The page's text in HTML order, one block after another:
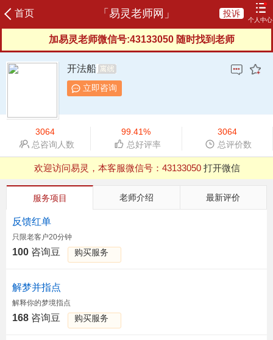
首页 「易灵老师网」
个人中心
投诉
登录
咨询记录 我的订单
我的评价
服务协议
申请成为老师
加易灵老师微信号:43133050 随时找到老师
加易灵老师微信号:43133050 随时找到老师
开法船
立即咨询
3064
总咨询人数
99.41%
总好评率
3064
总评价数
欢迎访问易灵，本客服微信号： 43133050 打开微信
QQ浏览器支付有异常，建议用微信、UC等其他浏览器
欢迎访问易灵，本客服微信号：
打开微信
QQ浏览器支付有异常，建议用微信、UC等其他浏览器
服务项目 老师介绍 最新评价
反馈红单
只限老客户20分钟
100 咨询豆 购买服务
解梦并指点
解释你的梦境指点
168 咨询豆 购买服务